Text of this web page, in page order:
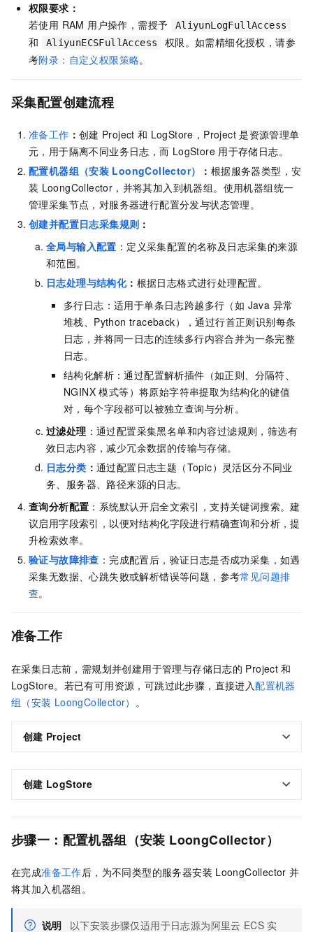
权限要求：
若使用 RAM 用户操作，需授予
AliyunLogFullAccess
和 AliyunECSFullAccess
权限。如需精细化授权，请参
考附录：自定义权限策略。
采集配置创建流程
准备工作 ：创建 Project 和 LogStore，Project 是资源管理单
元，用于隔离不同业务日志，而 LogStore 用于存储日志。
配置机器组（安装 LoongCollector） ： 根据服务器类型，安
装 LoongCollector，并将其加入到机器组。使用机器组统一
管理采集节点，对服务器进行配置分发与状态管理。
创建并配置日志采集规则 ：
全局与输入配置 ：定义采集配置的名称及日志采集的来源
和范围。
日志处理与结构化： 根据日志格式进行处理配置。
多行日志：适用于单条日志跨越多行（如 Java 异常
堆栈、Python traceback），通过行首正则识别每条
日志，并将同一日志的连续多行内容合并为一条完整
日志。
结构化解析：通过配置解析插件（如正则、分隔符、
NGINX 模式等）将原始字符串提取为结构化的键值
对，每个字段都可以被独立查询与分析。
过滤处理 ：通过配置采集黑名单和内容过滤规则，筛选有
效日志内容，减少冗余数据的传输与存储。
日志分类 ：通过配置日志主题（Topic）灵活区分不同业
务、服务器、路径来源的日志。
查询分析配置 ：系统默认开启全文索引，支持关键词搜索。建
议启用字段索引，以便对结构化字段进行精确查询和分析，提
升检索效率。
验证与故障排查 ：完成配置后，验证日志是否成功采集，如遇
采集无数据、心跳失败或解析错误等问题，参考常见问题排
查。
准备工作
在采集日志前，需规划并创建用于管理与存储日志的 Project 和
LogStore。若已有可用资源，可跳过此步骤，直接进入配置机器
组（安装 LoongCollector） 。
创建 Project
创建 LogStore
步骤一：配置机器组（安装 LoongCollector）
在完成准备工作后，为不同类型的服务器安装 LoongCollector 并
将其加入机器组。
说明 以下安装步骤仅适用于日志源为阿里云 ECS 实